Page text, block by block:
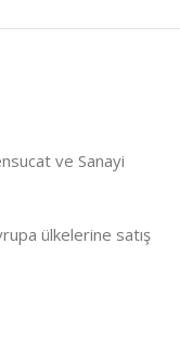
ve Sanayi
ülkelerine satış